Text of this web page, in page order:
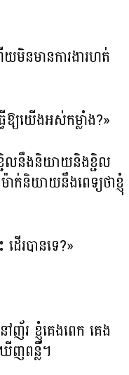
យមិនមានការងារហត់
ឱ្យយើងអស់កម្លាំង?»
ជិលនឹងនិយាយនិងខ្ជិល
ក់និយាយនឹងពេទ្យថាខ្ញុំ
ើរបានទេ?»
រ ខ្ញុំគេងពេក គេង
ញពន្លឺ។